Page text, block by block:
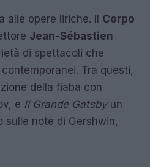
alle opere liriche. Il Corpo
Jean-Sébastien
di spettacoli che
Tra questi,
della fiaba con
e Il Grande Gatsbyun
sulle note di Gershwin,